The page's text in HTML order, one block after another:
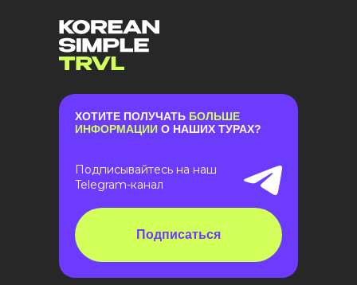
ХОТИТЕ ПОЛУЧАТЬ БОЛЬШЕ
ИНФОРМАЦИИ О НАШИХ ТУРАХ?
Подписывайтесь на наш
Telegram-канал
Подписаться